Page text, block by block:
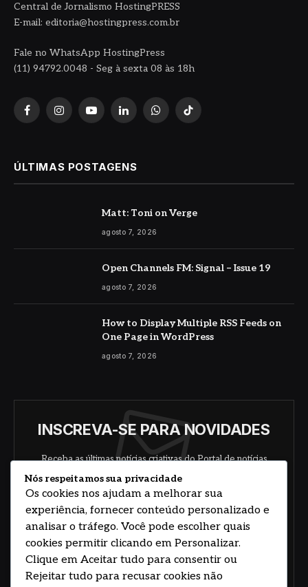
Central de Jornalismo HostingPRESS
E-mail: editoria@hostingpress.com.br
Fale no WhatsApp HostingPress
(11) 94792.0048 - Seg à sexta 08 às 18h
FacebookInstagramYouTubeLinkedInWhatsAppTikTok
ÚLTIMAS POSTAGENS
Matt: Toni on Verge
agosto 7, 2026
Open Channels FM: Signal – Issue 19
agosto 7, 2026
How to Display Multiple RSS Feeds on
One Page in WordPress
agosto 7, 2026
INSCREVA-SE PARA NOVIDADES
Receba as últimas notícias criativas do Portal de notícias
sobre arte, design e negócios.
Concorde com nossos termos e acordo de
Nós respeitamos sua privacidade
Os cookies nos ajudam a melhorar sua
experiência, fornecer conteúdo personalizado e
analisar o tráfego. Você pode escolher quais
cookies permitir clicando em Personalizar.
Clique em Aceitar tudo para consentir ou
Rejeitar tudo para recusar cookies não